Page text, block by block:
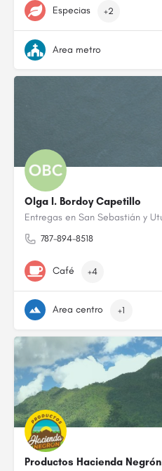
Especias +2
Area metro
Olga I. Bordoy Capetillo
787-894-8518
Café +4
Area centro +1
Productos Hacienda Negrón